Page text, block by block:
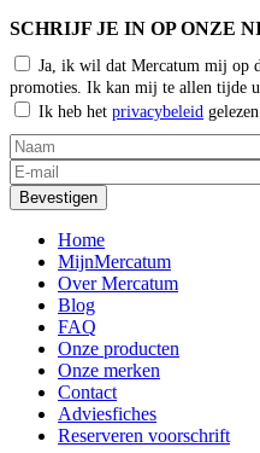
SCHRIJF JE IN OP ONZE
Ja, ik wil dat Mercatum mij op
promoties. Ik kan mij te allen tijde
Ik heb het privacybeleid
Home
MijnMercatum
Over Mercatum
Blog
FAQ
Onze producten
Onze merken
Contact
Adviesfiches
Reserveren voorschrift